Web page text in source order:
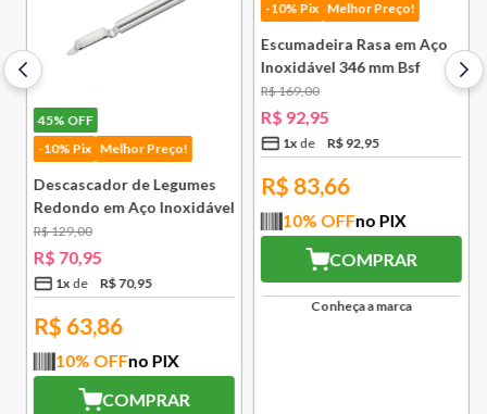
45%OFF
-10% Pix
Melhor Preço!
Descascador de Legumes
Redondo em Aço Inoxidável
131 mm Bsf
R$129,00
R$ 70,95
1x R$70,95
R$ 63,86
10% OFFno PIX
COMPRAR
45%
-10% Pix
Melhor Preço!
Escumadeira Rasa em Aço
Inoxidável 346 mm Bsf
R$169,00
95